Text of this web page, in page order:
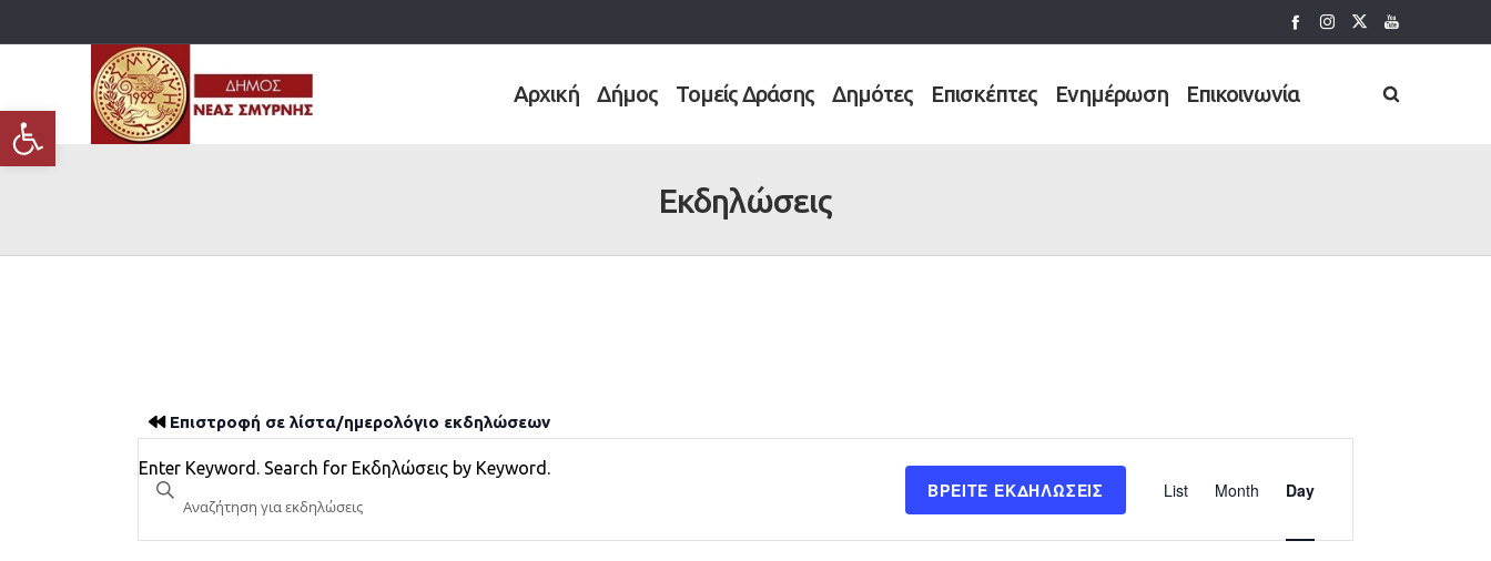
Ανοίξτε τη γραμμή εργαλείων
Αρχική Δήμος Τομείς Δράσης Δημότες Επισκέπτες Ενημέρωση Επικοινωνία
Εκδηλώσεις
Επιστροφή σε λίστα/ημερολόγιο εκδηλώσεων
Εκδηλώσεις
Search
and
Enter Keyword. Search for Εκδηλώσεις by Keyword.
ΒΡΕΊΤΕ ΕΚΔΗΛΏΣΕΙΣ
Views
Navigation
List Month Day